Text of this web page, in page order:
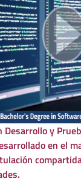
Desarrollo y
en el